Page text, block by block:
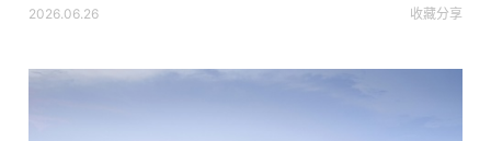
2026.06.26 收藏分享